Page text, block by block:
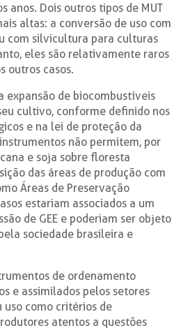
anos. Dois outros tipos de MUT
altas: a conversão de uso com
com silvicultura para culturas
eles são relativamente raros
outros casos.
expansão de biocombustíveis
cultivo, conforme definido nos
e na lei de proteção da
não permitem, por
e soja sobre floresta
das áreas de produção com
Áreas de Preservação
estariam associados a um
de GEE e poderiam ser objeto
sociedade brasileira e
de ordenamento
e assimilados pelos setores
uso como critérios de
atentos a questões